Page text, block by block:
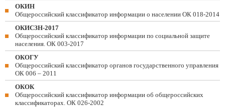
ОКИН
Общероссийский классификатор информации о населении ОК 018-2014
ОКИСЗН-2017
Общероссийский классификатор информации по социальной защите
населения. ОК 003-2017
ОКОГУ
Общероссийский классификатор органов государственного управления
ОК 006 – 2011
ОКОК
Общероссийский классификатор информации об общероссийских
классификаторах. ОК 026-2002